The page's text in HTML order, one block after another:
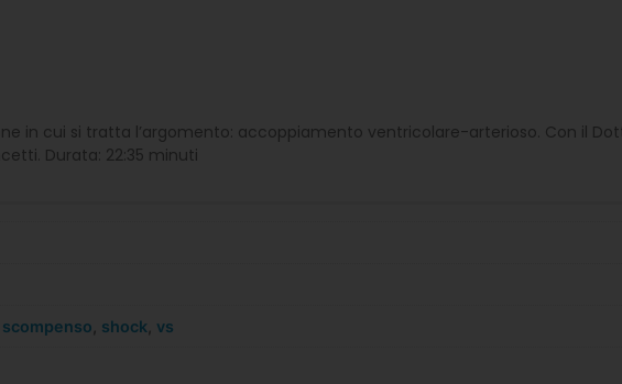
in cui si tratta l’argomento: accoppiamento ventricolare-arterioso. Con il
Durata: 22:35 minuti
scompenso shock vs